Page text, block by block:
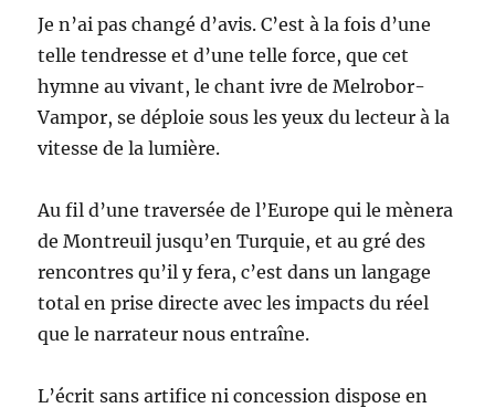
Je n’ai pas changé d’avis. C’est à la fois d’une
telle tendresse et d’une telle force, quecet
hymne auvivant, le chant ivre de Melrobor-
Vampor, se déploie sous les yeux du lecteur à la
vitesse de la lumière.
Au fil d’une traversée de l’Europe qui le mènera
de Montreuil jusqu’en Turquie, et au gré des
rencontres qu’il y fera, c’est dans un langage
total en prise directe avec les impacts du réel
que le narrateur nous entraîne.
L’écrit sans artifice ni concession dispose en